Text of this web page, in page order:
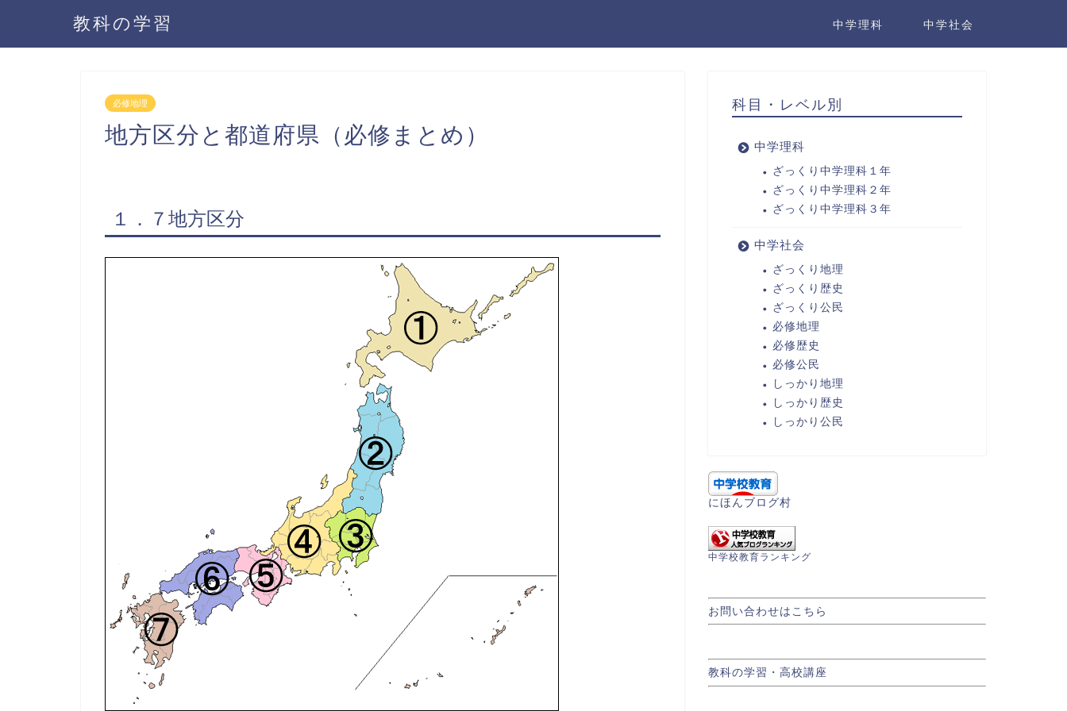
教科の学習 中学理科 中学社会
必修地理
地方区分と都道府県（必修まとめ）
１．７地方区分
科目・レベル別
中学理科
ざっくり中学理科１年
ざっくり中学理科２年
ざっくり中学理科３年
中学社会
ざっくり地理
ざっくり歴史
ざっくり公民
必修地理
必修歴史
必修公民
しっかり地理
しっかり歴史
しっかり公民
にほんブログ村
中学校教育ランキング
お問い合わせはこちら
教科の学習・高校講座